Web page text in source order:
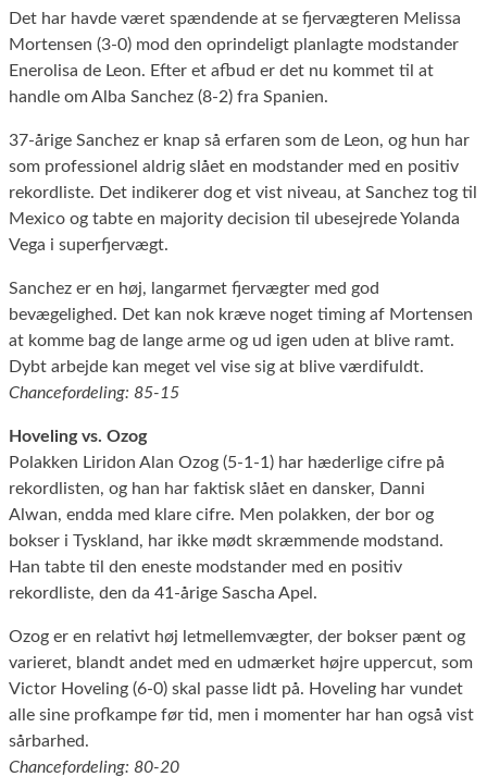
Det har havde været spændende at se fjervægteren Melissa
Mortensen (3-0) mod den oprindeligt planlagte modstander
Enerolisa de Leon. Efter et afbud er det nu kommet til at
handle om Alba Sanchez (8-2) fra Spanien.
37-årige Sanchez er knap så erfaren som de Leon, og hun har
som professionel aldrig slået en modstander med en positiv
rekordliste. Det indikerer dog et vist niveau, at Sanchez tog til
Mexico og tabte en majority decision til ubesejrede Yolanda
Vega i superfjervægt.
Sanchez er en høj, langarmet fjervægter med god
bevægelighed. Det kan nok kræve noget timing af Mortensen
at komme bag de lange arme og ud igen uden at blive ramt.
Dybt arbejde kan meget vel vise sig at blive værdifuldt.
Chancefordeling: 85-15
Hoveling vs. Ozog
Polakken Liridon Alan Ozog (5-1-1) har hæderlige cifre på
rekordlisten, og han har faktisk slået en dansker, Danni
Alwan, endda med klare cifre. Men polakken, der bor og
bokser i Tyskland, har ikke mødt skræmmende modstand.
Han tabte til den eneste modstander med en positiv
rekordliste, den da 41-årige Sascha Apel.
Ozog er en relativt høj letmellemvægter, der bokser pænt og
varieret, blandt andet med en udmærket højre uppercut, som
Victor Hoveling (6-0) skal passe lidt på. Hoveling har vundet
alle sine profkampe før tid, men i momenter har han også vist
sårbarhed.
Chancefordeling: 80-20